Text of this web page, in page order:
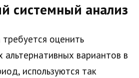
системный анализ
оценить
альтернативных вариантов в
используются так